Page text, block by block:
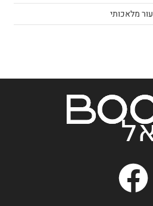
עור מלאכותי